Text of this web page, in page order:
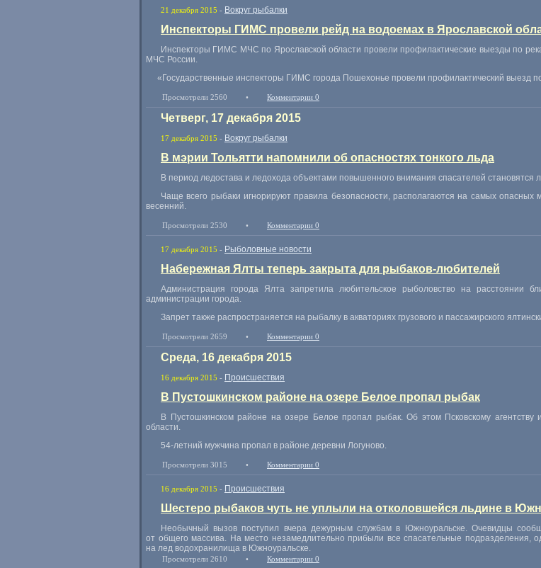
21 декабря 2015 - Вокруг рыбалки
Инспекторы ГИМС провели рейд на водоемах в Ярославской
Инспекторы ГИМС МЧС по Ярославской области провели профилактические выезды по
МЧС России.
« Государственные инспекторы ГИМС города Пошехонье провели профилактический выезд
Просмотрели 2560 • Комментарии 0
Четверг, 17 декабря 2015
17 декабря 2015 - Вокруг рыбалки
В мэрии Тольятти напомнили об опасностях тонкого льда
В период ледостава и ледохода объектами повышенного внимания спасателей становятся
Чаще всего рыбаки игнорируют правила безопасности, располагаются на самых опасных
весенний.
Просмотрели 2530 • Комментарии 0
17 декабря 2015 - Рыболовные новости
Набережная Ялты теперь закрыта для рыбаков-любителей
Администрация города Ялта запретила любительское рыболовство на расстоянии
администрации города.
Запрет также распространяется на рыбалку в акваториях грузового и пассажирского
Просмотрели 2659 • Комментарии 0
Среда, 16 декабря 2015
16 декабря 2015 - Происшествия
В Пустошкинском районе на озере Белое пропал рыбак
В Пустошкинском районе на озере Белое пропал рыбак. Об этом Псковскому
области.
54-летний мужчина пропал в районе деревни Логуново.
Просмотрели 3015 • Комментарии 0
16 декабря 2015 - Происшествия
Шестеро рыбаков чуть не уплыли на отколовшейся льдине в
Необычный вызов поступил вчера дежурным службам в Южноуральске. Очевидцы
от общего массива. На место незамедлительно прибыли все спасательные подразделения,
на лед водохранилища в Южноуральске.
Просмотрели 2610 • Комментарии 0